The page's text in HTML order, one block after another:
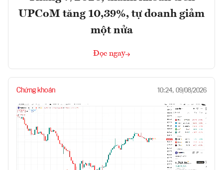
UPCoM tăng 10,39%, tự doanh giảm
một nửa
Đọc ngay
Chứng khoán 10:24, 09/08/2026